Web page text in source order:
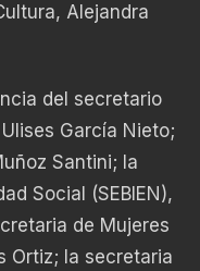
Alejandra
del secretario
García Nieto;
Santini; la
Social (SEBIEN),
de Mujeres
Ortiz; la secretaria